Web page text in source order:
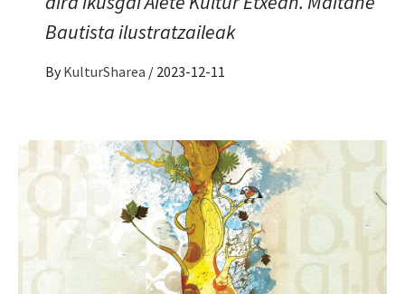
Bautista ilustratzaileak
By KulturSharea / 2023-12-11